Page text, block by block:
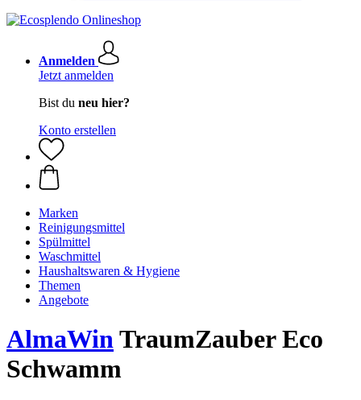
Anmelden
Jetzt anmelden
Bist du neu hier?
Konto erstellen
Marken
Reinigungsmittel
Spülmittel
Waschmittel
Haushaltswaren & Hygiene
Themen
Angebote
AlmaWinTraumZauber Eco
Schwamm